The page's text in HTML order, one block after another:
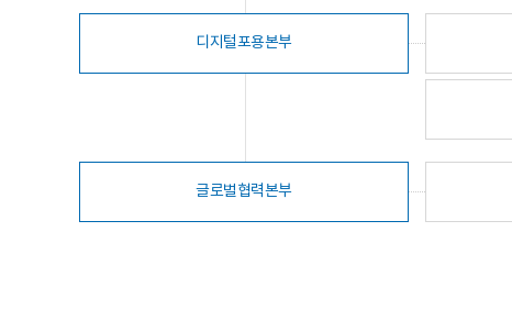
디지털포용본부
글로벌협력본부